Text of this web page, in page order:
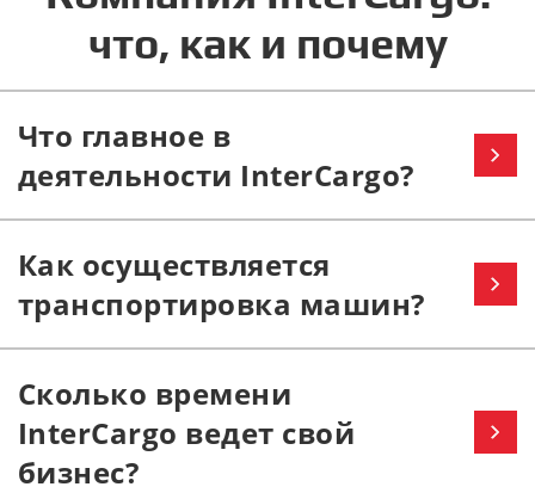
что, как и почему
Что главное в
деятельности InterCargo?
Как осуществляется
транспортировка машин?
Сколько времени
InterCargo ведет свой
бизнес?